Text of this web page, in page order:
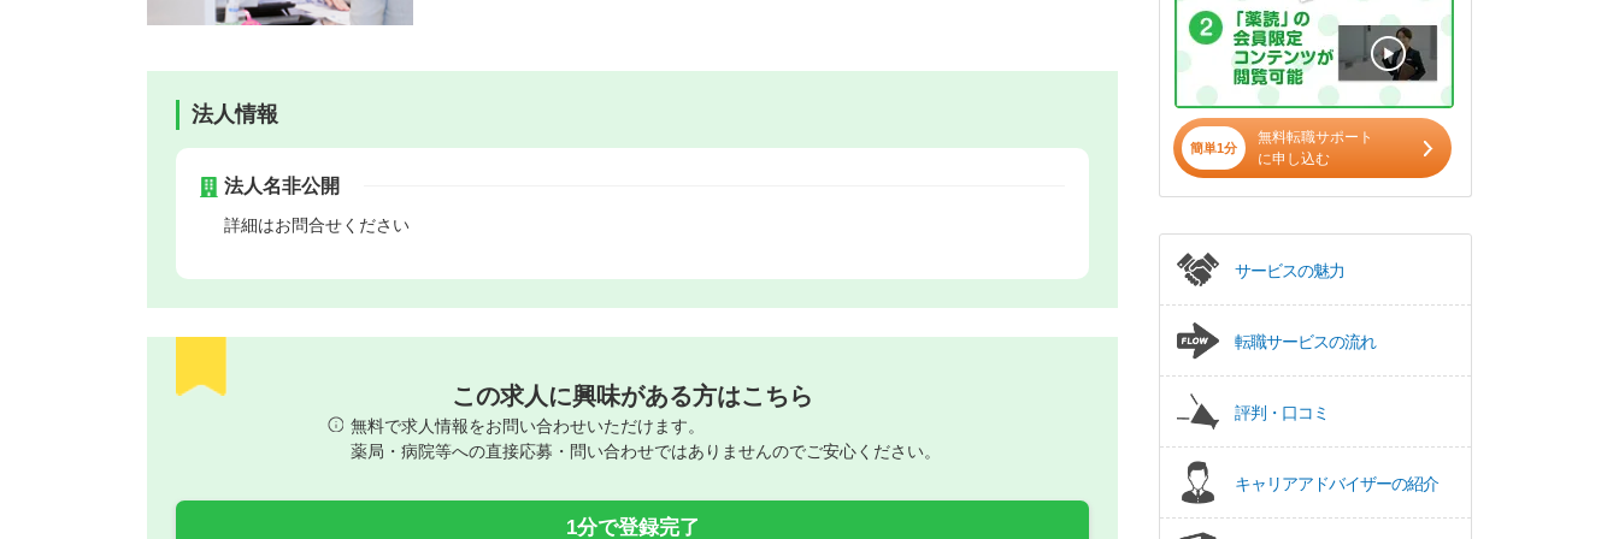
法人情報
法人名非公開
詳細はお問合せください
この求人に興味がある方はこちら
無料で求人情報をお問い合わせいただけます。
薬局・病院等への直接応募・問い合わせではありませんのでご安心ください。
1分で登録完了
簡単1分
無料転職サポート
に申し込む
サービスの魅力
転職サービスの流れ
評判・口コミ
キャリアアドバイザーの紹介